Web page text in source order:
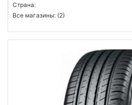
Страна:
Все магазины: (2)